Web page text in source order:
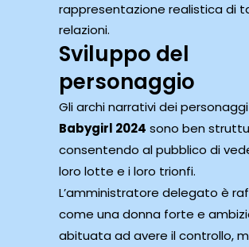
rappresentazione realistica di
relazioni.
Sviluppo del
personaggio
Gli archi narrativi dei
Babygirl 2024 sono ben
consentendo al pubblico di
loro lotte e i loro trionfi.
L’amministratore delegato è
come una donna forte e
abituata ad avere il controllo,